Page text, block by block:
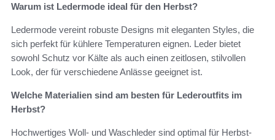
Warum ist Ledermode ideal für den Herbst?
Ledermode vereint robuste Designs mit eleganten Styles, die
sich perfekt für kühlere Temperaturen eignen. Leder bietet
sowohl Schutz vor Kälte als auch einen zeitlosen, stilvollen
Look, der für verschiedene Anlässe geeignet ist.
Welche Materialien sind am besten für Lederoutfits im
Herbst?
Hochwertiges Woll- und Waschleder sind optimal für Herbst-